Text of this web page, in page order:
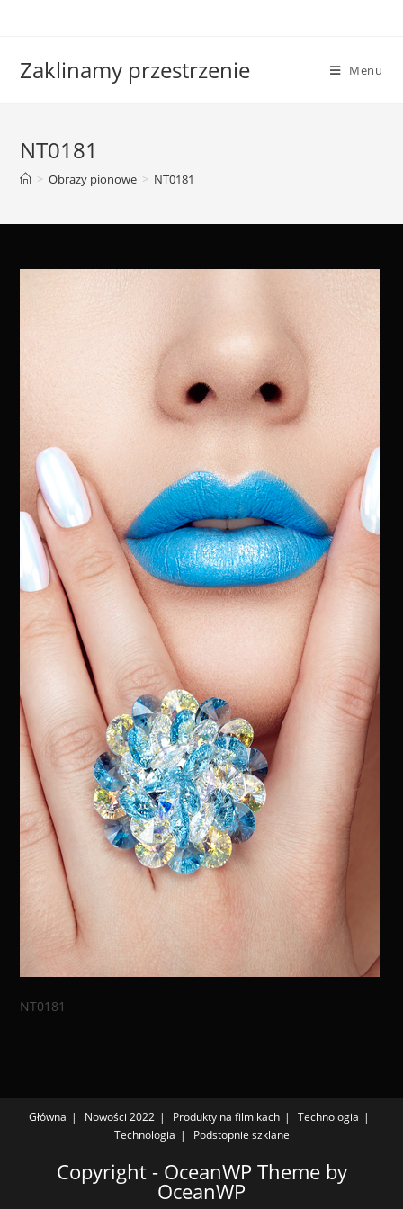
Zaklinamy przestrzenie Menu
NT0181
> Obrazy pionowe > NT0181
NT0181
Główna Nowości 2022 Produkty na filmikach
Technologia
Technologia
Podstopnie szklane
Copyright - OceanWP Theme by
OceanWP